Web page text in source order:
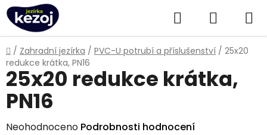
Přejít
na
obsah
Hledat
KOŠÍK
Domů
/ Zahradní jezírka / PVC-U potrubí a příslušenství / 25x20
redukce krátka, PN16
25x20 redukce krátka,
PN16
Průměrné
Neohodnoceno Podrobnosti hodnocení